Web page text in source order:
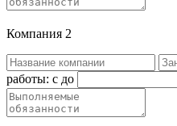
Компания 2
работы: c до